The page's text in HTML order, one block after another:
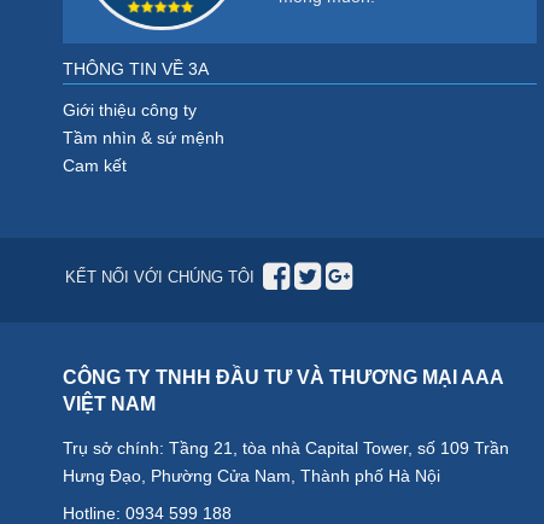
THÔNG TIN VỀ 3A
Giới thiệu công ty
Tầm nhìn & sứ mệnh
Cam kết
KẾT NỐI VỚI CHÚNG TÔI
CÔNG TY TNHH ĐẦU TƯ VÀ THƯƠNG MẠI AAA
VIỆT NAM
Trụ sở chính: Tầng 21, tòa nhà Capital Tower, số 109 Trần
Hưng Đạo, Phường Cửa Nam, Thành phố Hà Nội
Hotline: 0934 599 188